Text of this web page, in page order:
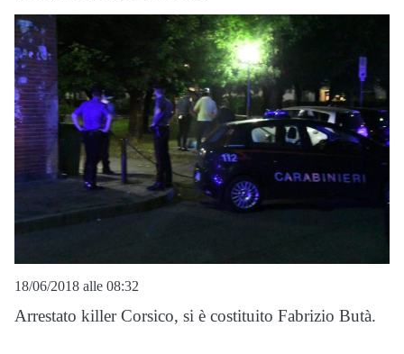
18/06/2018 alle 08:32
Arrestato killer Corsico, si è costituito Fabrizio Butà.